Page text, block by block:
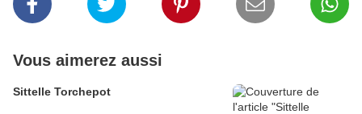
Vous aimerez aussi
Sittelle Torchepot